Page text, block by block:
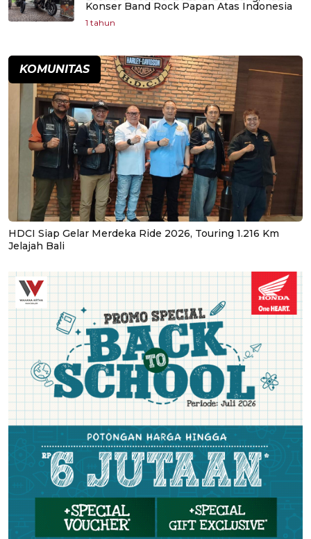
Konser Band Rock Papan Atas Indonesia
1 tahun
KOMUNITAS
HDCI Siap Gelar Merdeka Ride 2026, Touring 1.216 Km
Jelajah Bali